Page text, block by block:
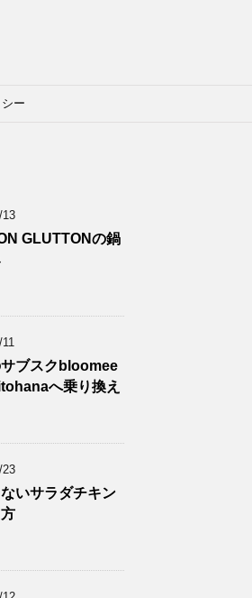
ー
13
GLUTTONの鍋
ブスクbloomee
へ乗り換え
23
いサラダチキン